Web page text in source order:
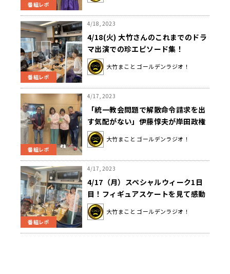
番組レポ
番組レポ
4/18, 2023
4/18(火) 大竹さんのこれまでのドラ
マ出演での珍エピソード集！
大竹まこと ゴールデンラジオ！
番組レポ
4/17, 2023
「統一教会問題で解散命令請求を出
す気配がない」伊藤惇夫が岸田政権
を斬る
大竹まこと ゴールデンラジオ！
番組レポ
4/17, 2023
4/17（月）スペシャルウィーク1日
目！フィギュアスケートを見て感動
した阿佐ヶ谷姉妹！
大竹まこと ゴールデンラジオ！